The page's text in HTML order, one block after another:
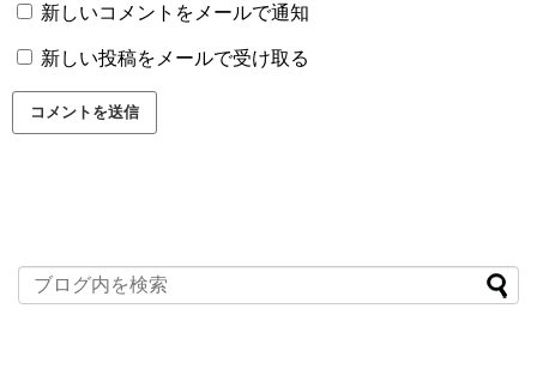
新しいコメントをメールで通知
新しい投稿をメールで受け取る